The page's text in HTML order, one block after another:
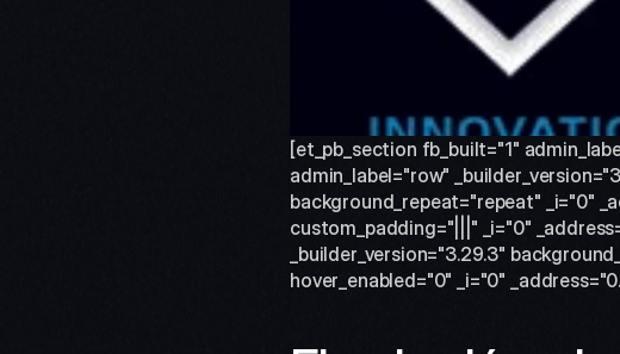
[et_pb_section fb_built="1"
admin_label="row"
background_repeat="repeat" _i="0"
custom_padding="|||" _i="0"
_builder_version="3.29.3"
hover_enabled="0" _i="0"